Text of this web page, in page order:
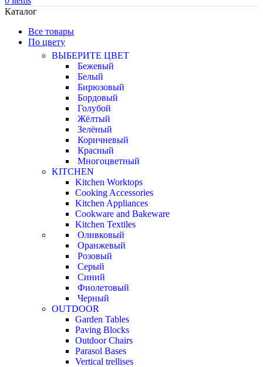
Каталог
Все товары
По цвету
ВЫБЕРИТЕ ЦВЕТ
Бежевый
Белый
Бирюзовый
Бордовый
Голубой
Жёлтый
Зелёный
Коричневый
Красный
Многоцветный
KITCHEN
Kitchen Worktops
Cooking Accessories
Kitchen Appliances
Cookware and Bakeware
Kitchen Textiles
Оливковый
Оранжевый
Розовый
Серый
Синий
Фиолетовый
Черный
OUTDOOR
Garden Tables
Paving Blocks
Outdoor Chairs
Parasol Bases
Vertical trellises